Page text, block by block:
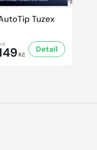
Tuzex
Kč
Detail